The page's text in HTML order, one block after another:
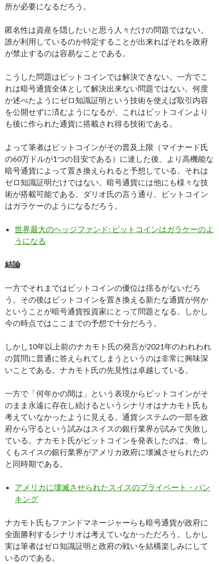
所が必要になるだろう。
匿名性は資産を隠したいと思う人々だけの問題ではない。
誰が利用しているのか特定することが出来ればそれを政府
が禁止するのは容易なことである。
こうした問題はビットコインでは解決できない。一方でこ
れは暗号通貨全体として解決出来ない問題ではない。何度
か述べたようにゼロ知識証明という技術を使えば取引内容
を公開せずに済むようになるが、これはビットコインより
も後に作られた通貨に搭載され得る技術である。
よって筆者はビットコインがその普及上限（マイナード氏
の60万ドルが1つの目安である）に達した後、より高機能な
暗号通貨によって置き換えられると予想している。それは
ゼロ知識証明だけではない。暗号通貨には他にも様々な技
術が搭載可能である。ダリオ氏の言う通り、ビットコイン
はガラケーのようになるだろう。
世界最大のヘッジファンド: ビットコインはガラケーのよ
うになる
結論
一方でそれまではビットコインの優位は揺るがないだろ
う。その後はビットコインを置き換える新たな通貨が何か
ということが暗号通貨投資家にとって問題となる。しかし
今の時点ではここまでの予想で十分だろう。
しかし10年以上前のナカモト氏の発言が2021年のわれわれ
の質問に普通に答えられてしまうというのは非常に興味深
いことである。ナカモト氏の先見性は卓越している。
一方で「何年かの間は」という表現からビットコインがそ
のまま永遠に存在し続けるというシナリオはナカモト氏も
考えていなかったように見える。通貨システムの一部を政
府から守るという試みはスイスの銀行業界が試みて失敗し
ている。ナカモト氏がビットコインを発表したのは、奇し
くもスイスの銀行業界がアメリカ政府に壊滅させられたの
と同時期である。
アメリカに壊滅させられたスイスのプライベート・バン
キング
ナカモト氏もファンドマネージャーらも暗号通貨が政府に
全面勝利するシナリオは考えていなかっただろう。しかし
実は筆者はゼロ知識証明と政府の戦いを結構楽しみにして
いるのである。